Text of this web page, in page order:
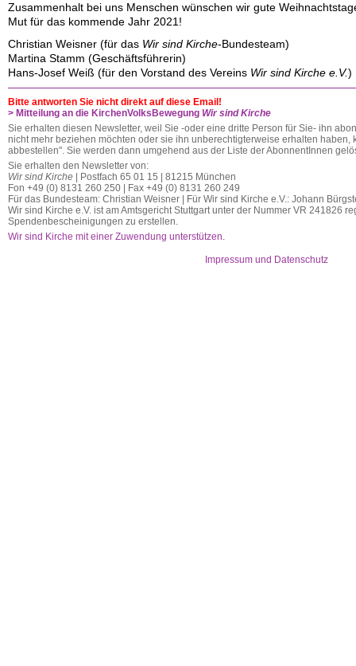
Zusammenhalt bei uns Menschen wünschen wir gute
Mut für das kommende Jahr 2021!
Christian Weisner (für das Wir sind Kirche-Bundesteam)
Martina Stamm (Geschäftsführerin)
Hans-Josef Weiß (für den Vorstand des Vereins Wir sind Kirche e.V.)
Bitte antworten Sie nicht direkt auf diese Email!
> Mitteilung an die KirchenVolksBewegung Wir sind Kirche
Sie erhalten diesen Newsletter, weil Sie -oder eine dritte Person für Sie- ihn
nicht mehr beziehen möchten oder sie ihn unberechtigterweise erhalten haben,
abbestellen". Sie werden dann umgehend aus der Liste der AbonnentInnen
Sie erhalten den Newsletter von:
Wir sind Kirche | Postfach 65 01 15 | 81215 München
Fon +49 (0) 8131 260 250 | Fax +49 (0) 8131 260 249
Für das Bundesteam: Christian Weisner | Für Wir sind Kirche e.V.: Johann
Wir sind Kirche e.V. ist am Amtsgericht Stuttgart unter der Nummer VR 241826
Spendenbescheinigungen zu erstellen.
Wir sind Kirche mit einer Zuwendung unterstützen.
Impressum und Datenschutz